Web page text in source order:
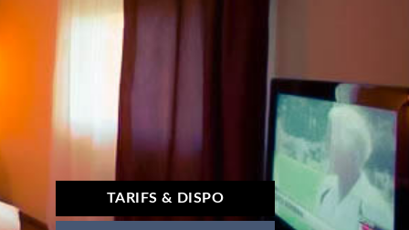
TARIFS & DISPO